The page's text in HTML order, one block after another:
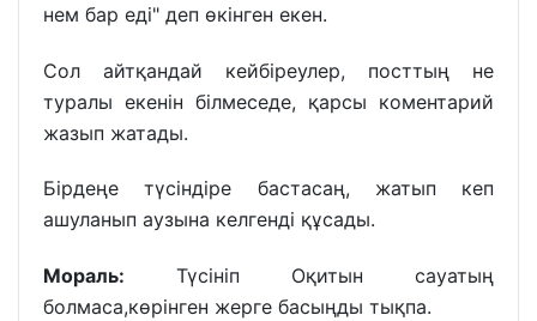
нем бар еді" деп өкінген екен.
Сол айтқандай кейбіреулер, посттың не
туралы екенін білмеседе, қарсы коментарий
жазып жатады.
Бірдеңе түсіндіре бастасаң, жатып кеп
ашуланып аузына келгенді құсады.
Мораль: Түсініп Оқитын сауатың
болмаса,көрінген жерге басыңды тықпа.